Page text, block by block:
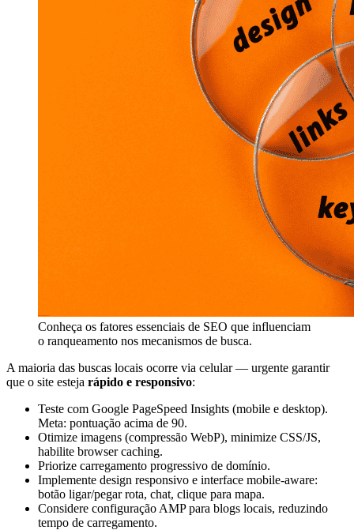
Conheça os fatores essenciais de SEO que influenciam
o ranqueamento nos mecanismos de busca.
A maioria das buscas locais ocorre via celular — urgente garantir
que o site esteja rápido e responsivo:
Teste com Google PageSpeed Insights (mobile e desktop).
Meta: pontuação acima de 90.
Otimize imagens (compressão WebP), minimize CSS/JS,
habilite browser caching.
Priorize carregamento progressivo de domínio.
Implemente design responsivo e interface mobile-aware:
botão ligar/pegar rota, chat, clique para mapa.
Considere configuração AMP para blogs locais, reduzindo
tempo de carregamento.